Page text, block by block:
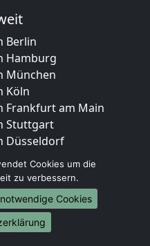
Berlin
Hamburg
München
Köln
Frankfurt am Main
Stuttgart
Düsseldorf
Dortmund
Essen
Bremen
Cookies um die
zu verbessern.
Cookies